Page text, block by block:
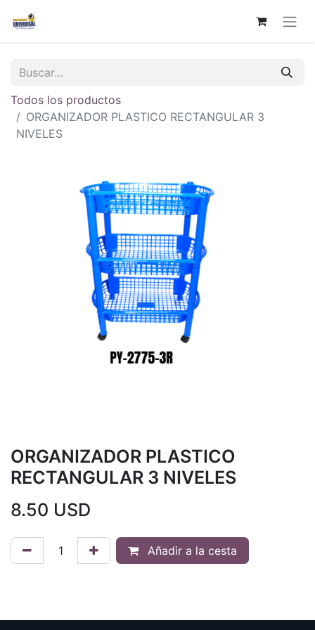
Todos los productos
ORGANIZADOR PLASTICO RECTANGULAR 3
NIVELES
ORGANIZADOR PLASTICO
RECTANGULAR 3 NIVELES
8.50 USD
Añadir a la cesta